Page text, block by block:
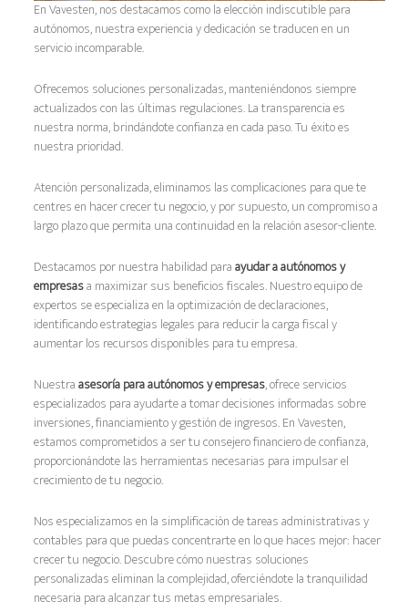
En Vavesten, nos destacamos como la elección indiscutible para
autónomos, nuestra experiencia y dedicación se traducen en un
servicio incomparable.
Ofrecemos soluciones personalizadas, manteniéndonos siempre
actualizados con las últimas regulaciones. La transparencia es
nuestra norma, brindándote confianza en cada paso. Tu éxito es
nuestra prioridad.
Atención personalizada, eliminamos las complicaciones para que te
centres en hacer crecer tu negocio, y por supuesto, un compromiso a
largo plazo que permita una continuidad en la relación asesor-cliente.
Destacamos por nuestra habilidad paraayudar a autónomos y
empresasa maximizar sus beneficios fiscales. Nuestro equipo de
expertos se especializa en la optimización de declaraciones,
identificando estrategias legales para reducir la carga fiscal y
aumentar los recursos disponibles para tu empresa.
Nuestraasesoría para autónomos y empresas, ofrece servicios
especializados para ayudarte a tomar decisiones informadas sobre
inversiones, financiamiento y gestión de ingresos. En Vavesten,
estamos comprometidos a ser tu consejero financiero de confianza,
proporcionándote las herramientas necesarias para impulsar el
crecimiento de tu negocio.
Nos especializamos en la simplificación de tareas administrativas y
contables para que puedas concentrarte en lo que haces mejor: hacer
crecer tu negocio. Descubre cómo nuestras soluciones
personalizadas eliminan la complejidad, oferciéndote la tranquilidad
necesaria para alcanzar tus metas empresariales.